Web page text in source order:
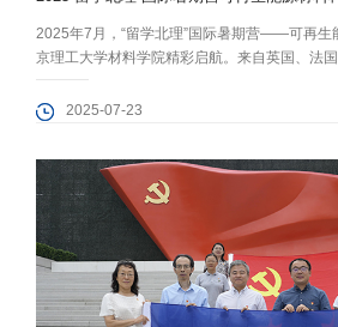
2025年7月，“留学北理”国际暑期营——可再生
京理工大学材料学院精彩启航。来自英国、法
国家的优秀学子齐聚，开启了一段聚焦“可再生
之旅。项目依托材料学院能源材料领域的重点
课堂）...
2025-07-23